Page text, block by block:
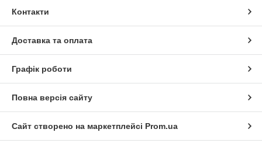
Контакти
Доставка та оплата
Графік роботи
Повна версія сайту
Сайт створено на маркетплейсі Prom.ua